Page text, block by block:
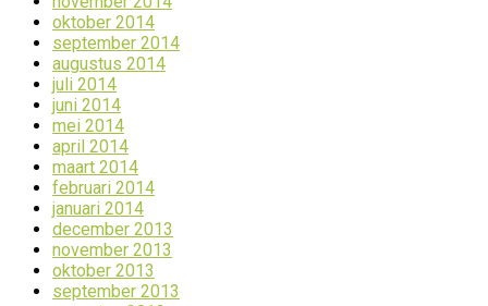
oktober 2014
september 2014
augustus 2014
juli 2014
juni 2014
mei 2014
april 2014
maart 2014
februari 2014
januari 2014
december 2013
november 2013
oktober 2013
september 2013